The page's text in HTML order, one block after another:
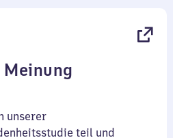
unserer
teil und